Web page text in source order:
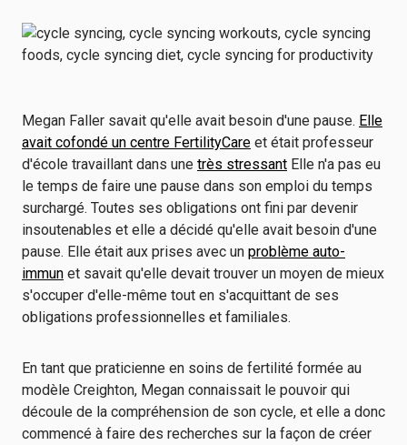
Megan Faller savait qu'elle avait besoin d'une pause. Elle
avait cofondé un centre FertilityCare et était professeur
d'école travaillant dans une très stressant Elle n'a pas eu
le temps de faire une pause dans son emploi du temps
surchargé. Toutes ses obligations ont fini par devenir
insoutenables et elle a décidé qu'elle avait besoin d'une
pause. Elle était aux prises avec un problème auto-
immun et savait qu'elle devait trouver un moyen de mieux
s'occuper d'elle-même tout en s'acquittant de ses
obligations professionnelles et familiales.
En tant que praticienne en soins de fertilité formée au
modèle Creighton, Megan connaissait le pouvoir qui
découle de la compréhension de son cycle, et elle a donc
commencé à faire des recherches sur la façon de créer